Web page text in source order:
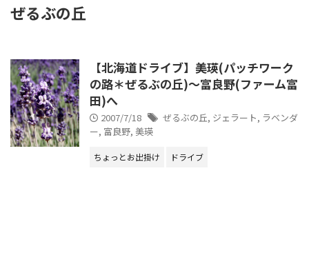
ぜるぶの丘
【北海道ドライブ】美瑛(パッチワーク
の路＊ぜるぶの丘)～富良野(ファーム富
田)へ
2007/7/18 ぜるぶの丘, ジェラート, ラベンダ
ー, 富良野, 美瑛
ちょっとお出掛け ドライブ